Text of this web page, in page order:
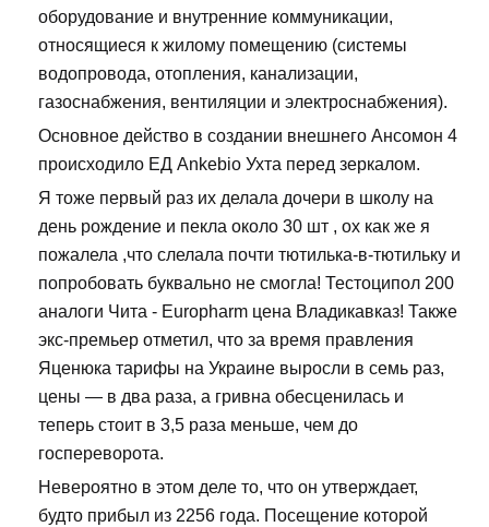
оборудование и внутренние коммуникации,
относящиеся к жилому помещению (системы
водопровода, отопления, канализации,
газоснабжения, вентиляции и электроснабжения).
Основное действо в создании внешнего Ансомон 4
происходило ЕД Ankebio Ухта перед зеркалом.
Я тоже первый раз их делала дочери в школу на
день рождение и пекла около 30 шт , ох как же я
пожалела ,что слелала почти тютилька-в-тютильку и
попробовать буквально не смогла! Тестоципол 200
аналоги Чита - Europharm цена Владикавказ! Также
экс-премьер отметил, что за время правления
Яценюка тарифы на Украине выросли в семь раз,
цены — в два раза, а гривна обесценилась и
теперь стоит в 3,5 раза меньше, чем до
госпереворота.
Невероятно в этом деле то, что он утверждает,
будто прибыл из 2256 года. Посещение которой